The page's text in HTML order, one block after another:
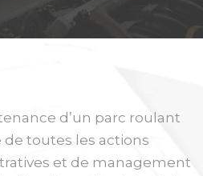
d’un parc roulant
de toutes les actions
et de management